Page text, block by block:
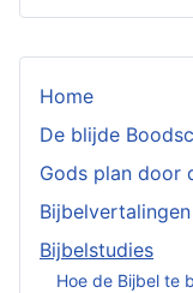
Home
De blijde
Gods plan door
Bijbelvertalingen
Bijbelstudies
Hoe de Bijbel te